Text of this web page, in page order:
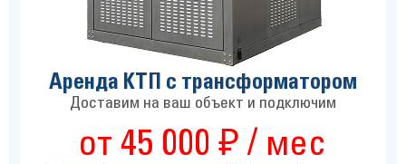
Аренда КТП с трансформатором
Доставим на ваш объект и подключим
от 45 000 ₽ / мес